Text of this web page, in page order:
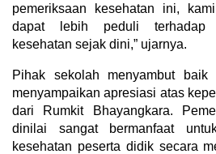
pemeriksaan kesehatan ini,
dapat lebih peduli terhadap
kesehatan sejak dini,” ujarnya.
Pihak sekolah menyambut baik
menyampaikan apresiasi atas
dari Rumkit Bhayangkara.
dinilai sangat bermanfaat
kesehatan peserta didik secara